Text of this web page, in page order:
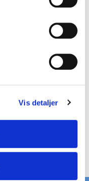
Vis detaljer
16,00 DKK